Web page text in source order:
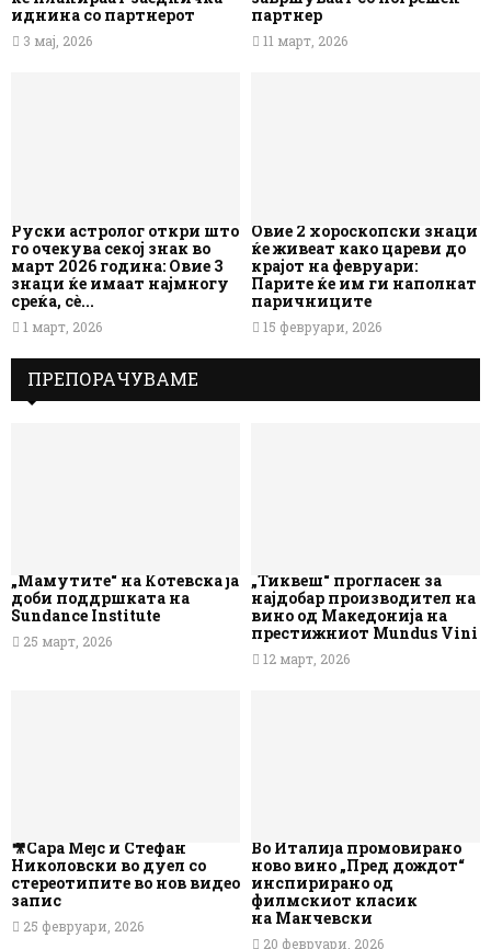
иднина со партнерот
3 мај, 2026
партнер
11 март, 2026
Руски астролог откри што
го очекува секој знак во
март 2026 година: Овие 3
знаци ќе имаат најмногу
среќа, сè...
1 март, 2026
Овие 2 хороскопски знаци
ќе живеат како цареви до
крајот на февруари:
Парите ќе им ги наполнат
паричниците
15 февруари, 2026
ПРЕПОРАЧУВАМЕ
„Мамутите“ на Котевска ја
доби поддршката на
Sundance Institute
25 март, 2026
„Тиквеш“ прогласен за
најдобар производител на
вино од Македонија на
престижниот Mundus Vini
12 март, 2026
🎥Сара Мејс и Стефан
Николовски во дуел со
стереотипите во нов видео
запис
25 февруари, 2026
Во Италија промовирано
ново вино „Пред дождот“
инспирирано од
филмскиот класик
на Манчевски
20 февруари, 2026